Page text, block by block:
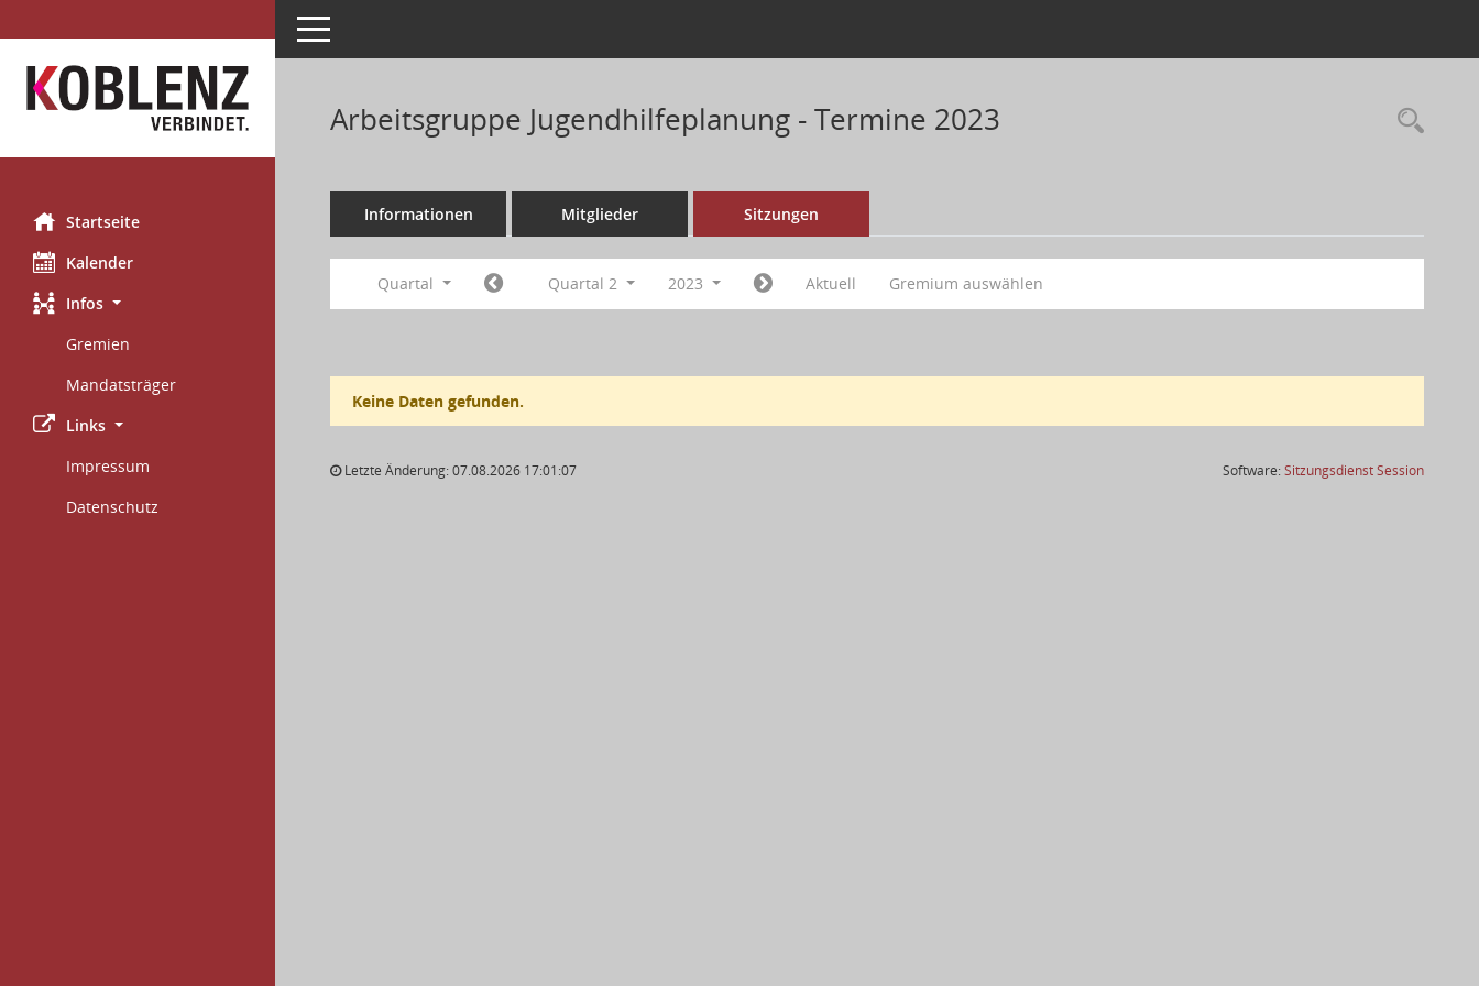
Startseite
Kalender
Infos
Gremien
Mandatsträger
Links
Impressum
Datenschutz
Toggle navigation
Arbeitsgruppe Jugendhilfeplanung - Termine 2023
Informationen Mitglieder Sitzungen
Quartal Quartal 2 2023 Aktuell Gremium auswählen
Keine Daten gefunden.
Letzte Änderung: 07.08.2026 17:01:07 Software:SitzungsdienstSession(Wird in